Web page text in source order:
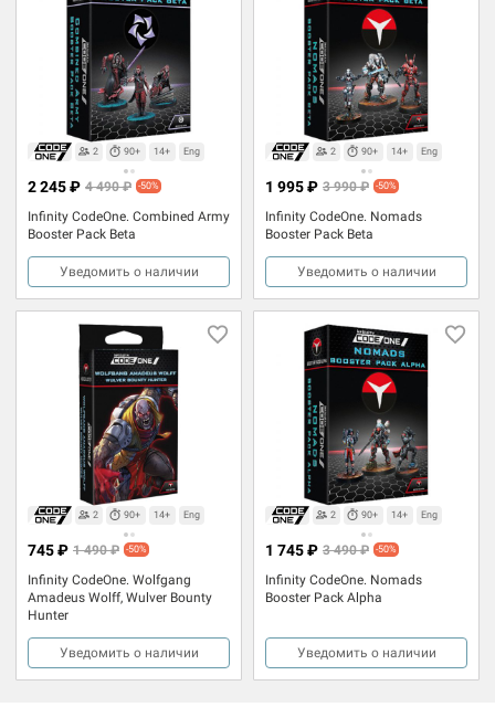
2 90+ 14+ Eng
Infinity CodeOne. Combined Army
Booster Pack Beta
2 245 ₽ 4 490 ₽ -50%
Уведомить о наличии
2 90+ 14+ Eng
Infinity CodeOne. Nomads
Booster Pack Beta
1 995 ₽ 3 990 ₽ -50%
Уведомить о наличии
2 90+ 14+ Eng
Infinity CodeOne. Wolfgang
Amadeus Wolff, Wulver Bounty
Hunter
745 ₽ 1 490 ₽ -50%
Уведомить о наличии
2 90+ 14+ Eng
Infinity CodeOne. Nomads
Booster Pack Alpha
1 745 ₽ 3 490 ₽ -50%
Уведомить о наличии